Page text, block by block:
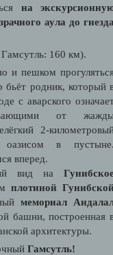
на
аула до
160 км).
и пешком
бьёт родник, который
с аварского
от
2-
оазисом в
вперед.
вид на
плотиной
мемориал
башни, построенная
архитектуры.
Гамсутль!